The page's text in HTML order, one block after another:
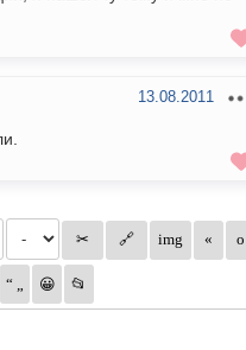
13.08.2011